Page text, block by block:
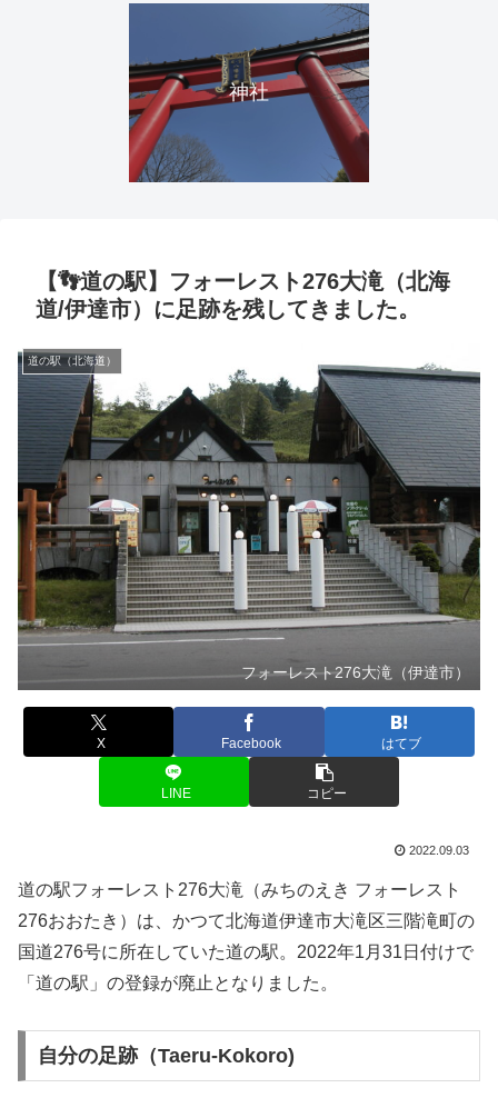
神社
【👣道の駅】フォーレスト276大滝（北海
道/伊達市）に足跡を残してきました。
道の駅（北海道）
フォーレスト276大滝（伊達市）
X Facebook はてブ
LINE コピー
2022.09.03
道の駅フォーレスト276大滝（みちのえき フォーレスト
276おおたき）は、かつて北海道伊達市大滝区三階滝町の
国道276号に所在していた道の駅。2022年1月31日付けで
「道の駅」の登録が廃止となりました。
自分の足跡（Taeru-Kokoro)